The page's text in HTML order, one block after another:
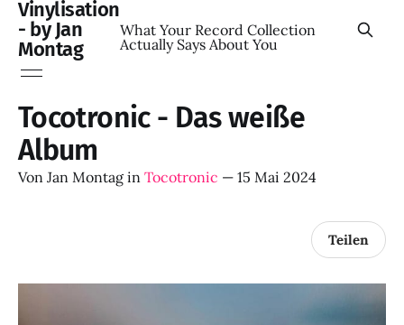
Vinylisation
- by Jan
Montag
What Your Record Collection
Actually Says About You
Tocotronic - Das weiße
Album
Von Jan Montag in Tocotronic — 15 Mai 2024
Teilen